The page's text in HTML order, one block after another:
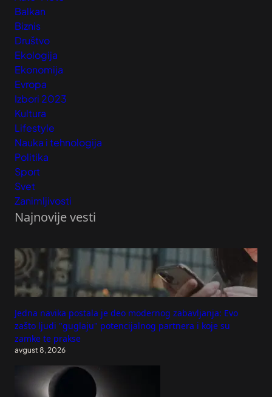
Balkan
Biznis
Društvo
Ekologija
Ekonomija
Evropa
Izbori 2023
Kultura
Lifestyle
Nauka i tehnologija
Politika
Sport
Svet
Zanimljivosti
Najnovije vesti
Jedna navika postala je deo modernog zabavljanja: Evo
zašto ljudi "guglaju" potencijalnog partnera i koje su
zamke te prakse
avgust 8, 2026